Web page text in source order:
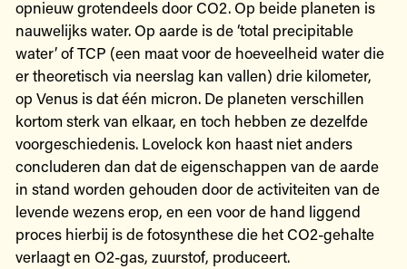
opnieuw grotendeels door CO2. Op beide planeten is
nauwelijks water. Op aarde is de ‘total precipitable
water’ of TCP (een maat voor de hoeveelheid water die
er theoretisch via neerslag kan vallen) drie kilometer,
op Venus is dat één micron. De planeten verschillen
kortom sterk van elkaar, en toch hebben ze dezelfde
voorgeschiedenis. Lovelock kon haast niet anders
concluderen dan dat de eigenschappen van de aarde
in stand worden gehouden door de activiteiten van de
levende wezens erop, en een voor de hand liggend
proces hierbij is de fotosynthese die het CO2-gehalte
verlaagt en O2-gas, zuurstof, produceert.